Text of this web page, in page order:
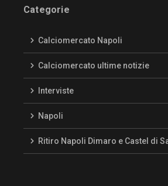
Categorie
Calciomercato Napoli
Calciomercato ultime notizie
Interviste
Napoli
Ritiro Napoli Dimaro e Castel di